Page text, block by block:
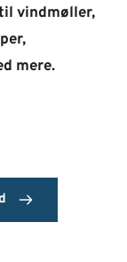
vindmøller,
mere.